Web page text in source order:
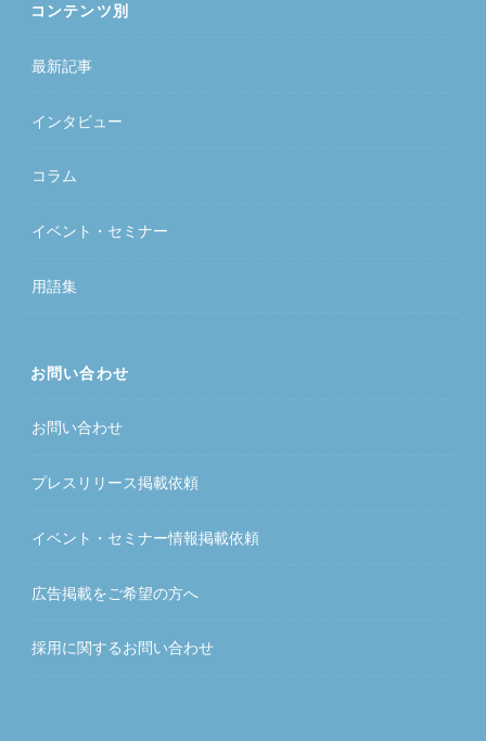
コンテンツ別
最新記事
インタビュー
コラム
イベント・セミナー
用語集
お問い合わせ
お問い合わせ
プレスリリース掲載依頼
イベント・セミナー情報掲載依頼
広告掲載をご希望の方へ
採用に関するお問い合わせ